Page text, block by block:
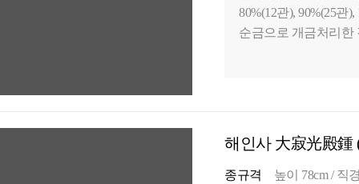
80%(12관), 90%(25관
순금으로 개금처리한
해인사 大寂光殿鍾
종규격
높이 78cm / 직